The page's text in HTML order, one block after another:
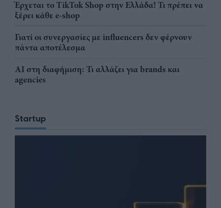
Έρχεται το TikTok Shop στην Ελλάδα! Τι πρέπει να
ξέρει κάθε e-shop
Γιατί οι συνεργασίες με influencers δεν φέρνουν
πάντα αποτέλεσμα
AI στη διαφήμιση: Τι αλλάζει για brands και
agencies
Startup